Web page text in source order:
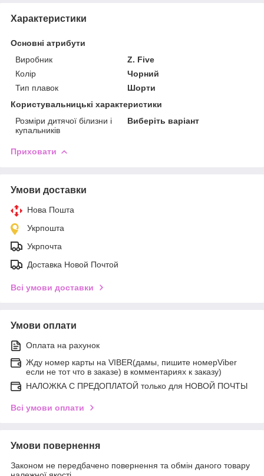
Характеристики
Основні атрибути
Виробник
Z. Five
Колір
Чорний
Тип плавок
Шорти
Користувальницькі характеристики
Розміри дитячої білизни і
купальників
Виберіть варіант
Приховати
Умови доставки
Нова Пошта
Укрпошта
Укрпочта
Доставка Новой Почтой
Всі умови доставки
Умови оплати
Оплата на рахунок
Жду номер карты на VIBER(дамы, пишите номерViber
если не тот что в заказе) в комментариях к заказу)
НАЛОЖКА С ПРЕДОПЛАТОЙ только для НОВОЙ ПОЧТЫ
Всі умови оплати
Умови повернення
Законом не передбачено повернення та обмін даного товару